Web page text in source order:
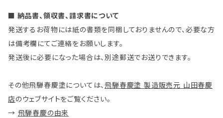
■ 納品書、領収書、請求書について
発送するお荷物には紙の書類を同梱しておりませんので、必要な方
は備考欄にてご連絡をお願いします。
発送後に必要になった場合は、別途郵送でお送りできます。
その他飛騨春慶塗については、飛騨春慶塗 製造販売元 山田春慶
店のウェブサイトをご覧ください。
→ 飛騨春慶の由来